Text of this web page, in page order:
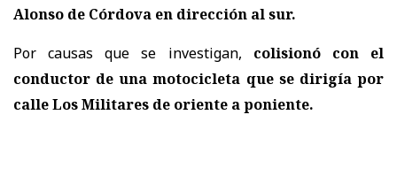
Alonso de Córdova en dirección al sur.
Por causas que se investigan, colisionó con el
conductor de una motocicleta que se dirigía por
calle Los Militares de oriente a poniente.